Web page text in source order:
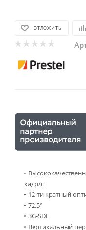
ОТЛОЖИТЬ
кадр/с
12-ти кратный
72.5°
3G-SDI
Вертикальный